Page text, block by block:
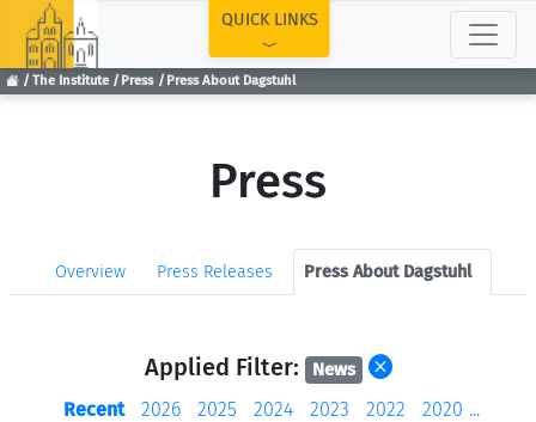
The Institute Press Press About Dagstuhl
QUICK LINKS
Press
Overview Press Releases Press About Dagstuhl
Applied Filter: News
Recent 2026 2025 2024 2023 2022 2020 ...